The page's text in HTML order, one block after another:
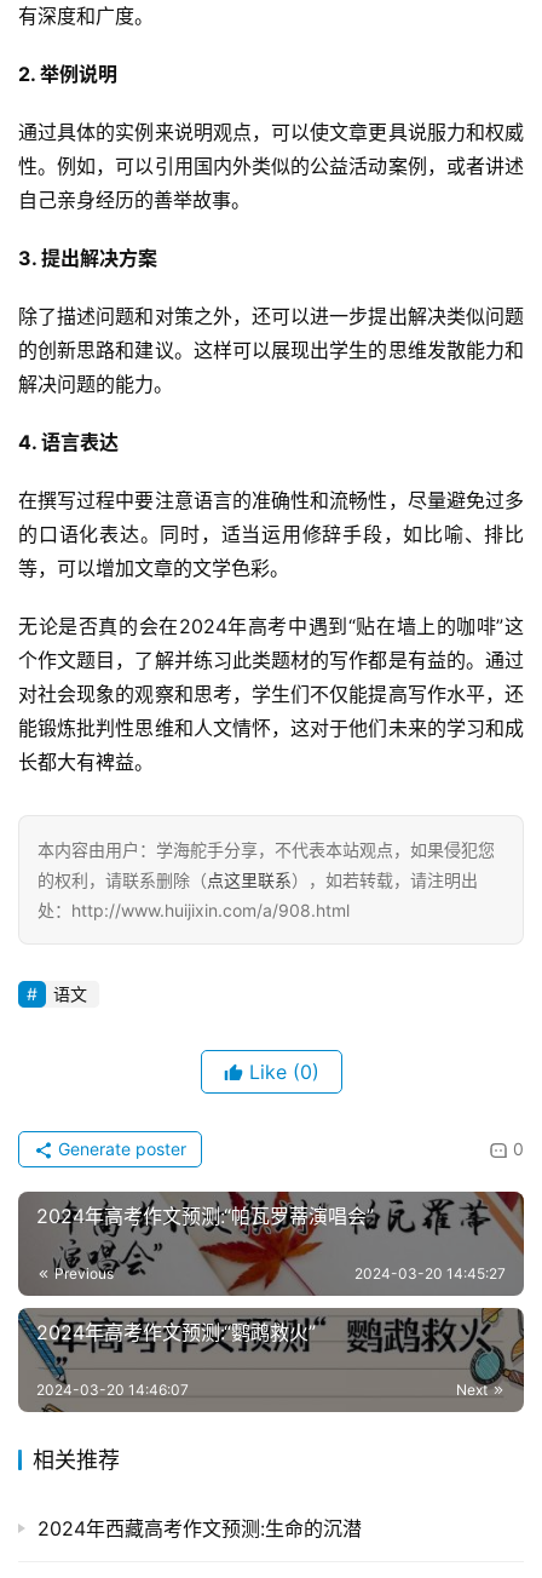
有深度和广度。
2. 举例说明
通过具体的实例来说明观点，可以使文章更具说服力和权威
性。例如，可以引用国内外类似的公益活动案例，或者讲述
自己亲身经历的善举故事。
3. 提出解决方案
除了描述问题和对策之外，还可以进一步提出解决类似问题
的创新思路和建议。这样可以展现出学生的思维发散能力和
解决问题的能力。
4. 语言表达
在撰写过程中要注意语言的准确性和流畅性，尽量避免过多
的口语化表达。同时，适当运用修辞手段，如比喻、排比
等，可以增加文章的文学色彩。
无论是否真的会在2024年高考中遇到“贴在墙上的咖啡”这
个作文题目，了解并练习此类题材的写作都是有益的。通过
对社会现象的观察和思考，学生们不仅能提高写作水平，还
能锻炼批判性思维和人文情怀，这对于他们未来的学习和成
长都大有裨益。
本内容由用户：学海舵手分享，不代表本站观点，如果侵犯您
的权利，请联系删除（点这里联系），如若转载，请注明出
处：http://www.huijixin.com/a/908.html
语文
Like (0)
0
Generate poster
2024年高考作文预测:“帕瓦罗蒂演唱会”
Previous 2024-03-20 14:45:27
2024年高考作文预测:“鹦鹉救火”
Next
2024-03-20 14:46:07
相关推荐
2024年西藏高考作文预测:生命的沉潜